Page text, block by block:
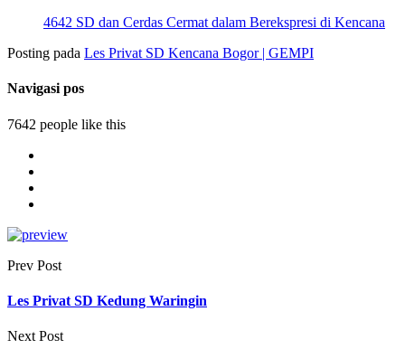
4642 SD dan Cerdas Cermat dalam Berekspresi di Kencana
Posting pada Les Privat SD Kencana Bogor | GEMPI
Navigasi pos
7642 people like this
Prev Post
Les Privat SD Kedung Waringin
Next Post